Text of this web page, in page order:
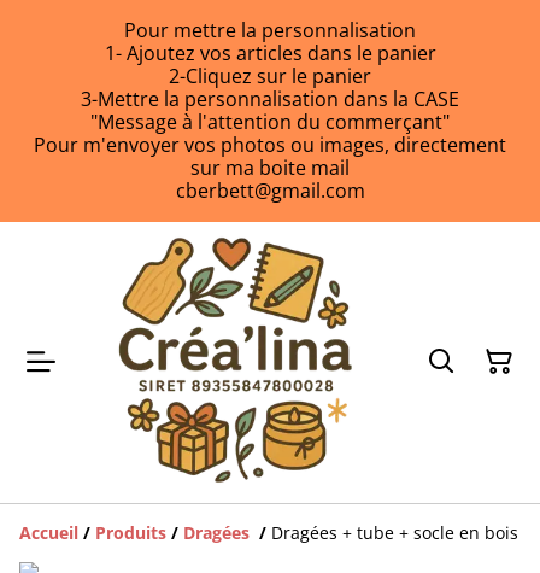
Pour mettre la personnalisation
1- Ajoutez vos articles dans le panier
2-Cliquez sur le panier
3-Mettre la personnalisation dans la CASE
"Message à l'attention du commerçant"
Pour m'envoyer vos photos ou images, directement
sur ma boite mail
cberbett@gmail.com
Accueil / Produits / Dragées / Dragées + tube + socle en bois